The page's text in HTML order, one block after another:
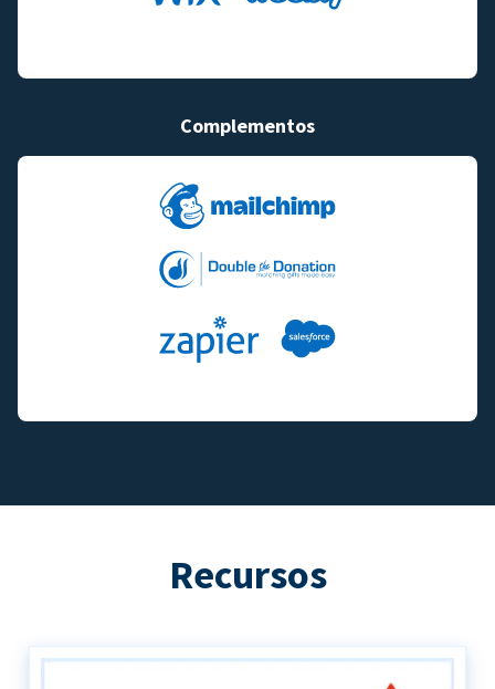
Complementos
Recursos